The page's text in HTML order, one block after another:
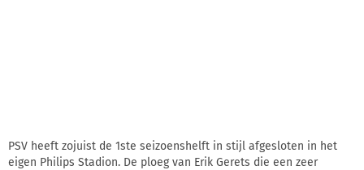
PSV heeft zojuist de 1ste seizoenshelft in stijl afgesloten in het
eigen Philips Stadion. De ploeg van Erik Gerets die een zeer